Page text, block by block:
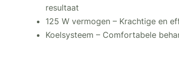
resultaat
125 W vermogen – Krachtige en
Koelsysteem – Comfortabele